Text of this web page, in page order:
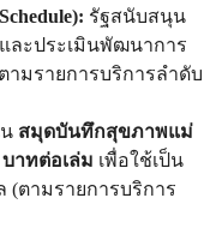
รัฐสนับสนุน
ละประเมินพัฒนาการ
ามรายการบริการลำดับ
สมุดบันทึกสุขภาพแม่
บาทต่อเล่ม เพื่อใช้เป็น
(ตามรายการบริการ